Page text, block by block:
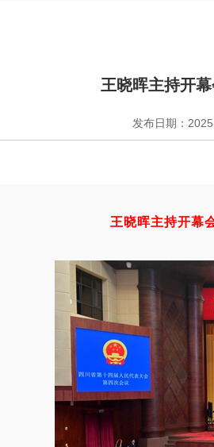
王晓晖主持开
发布日期：
王晓晖主持开幕